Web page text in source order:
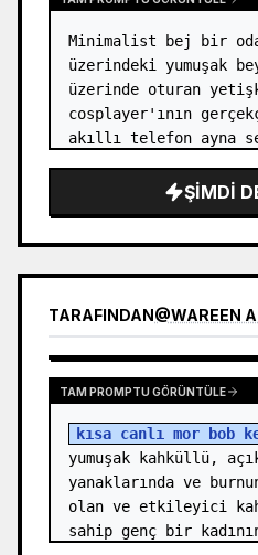
Minimalist bej bir
üzerindeki yumuşak
üzerinde oturan
cosplayer'ının
akıllı telefon ayna
name="character
prensesi cosp…
ŞIMDI
TARAFINDAN@WAREEN
TAM PROMPTU GÖRÜNTÜLE
kısa canlı mor bob
yumuşak kahküllü,
yanaklarında ve
olan ve etkileyici
sahip genç bir